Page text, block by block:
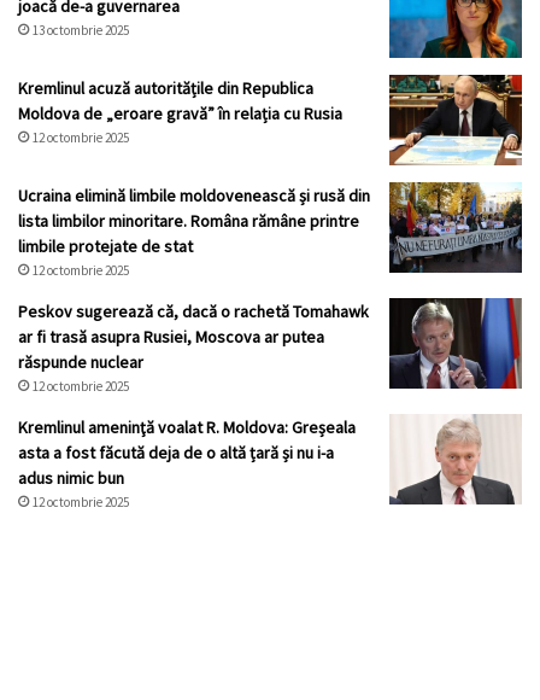
joacă de-a guvernarea
13 octombrie 2025
Kremlinul acuză autoritățile din Republica
Moldova de „eroare gravă” în relația cu Rusia
12 octombrie 2025
Ucraina elimină limbile moldovenească și rusă din
lista limbilor minoritare. Româna rămâne printre
limbile protejate de stat
12 octombrie 2025
Peskov sugerează că, dacă o rachetă Tomahawk
ar fi trasă asupra Rusiei, Moscova ar putea
răspunde nuclear
12 octombrie 2025
Kremlinul ameninţă voalat R. Moldova: Greșeala
asta a fost făcută deja de o altă țară și nu i-a
adus nimic bun
12 octombrie 2025